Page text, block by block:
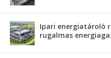
Ipari energiatároló
rugalmas